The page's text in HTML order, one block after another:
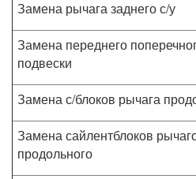
Замена рычага заднего с/у
Замена переднего
подвески
Замена с/блоков рычага
Замена сайлентблоков
продольного